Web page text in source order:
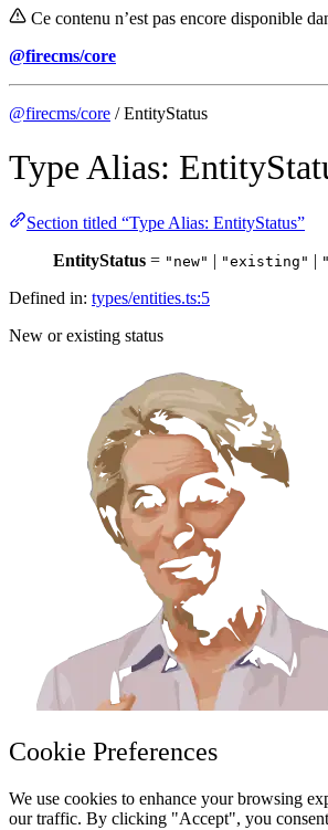
Ce contenu n’est pas encore disponible
@firecms/core
@firecms/core / EntityStatus
Type Alias:
Section titled “Type Alias: EntityStatus”
EntityStatus = "new" | "existing" |
Defined in: types/entities.ts:5
New or existing status
Cookie Preferences
We use cookies to enhance your browsing
our traffic. By clicking "Accept", you